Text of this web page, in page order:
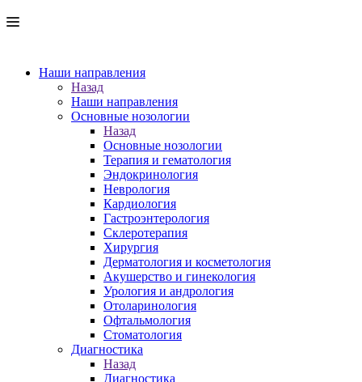
Наши направления
Назад
Наши направления
Основные нозологии
Назад
Основные нозологии
Терапия и гематология
Эндокринология
Неврология
Кардиология
Гастроэнтерология
Склеротерапия
Хирургия
Дерматология и косметология
Акушерство и гинекология
Урология и андрология
Отоларинология
Офтальмология
Стоматология
Диагностика
Назад
Диагностика